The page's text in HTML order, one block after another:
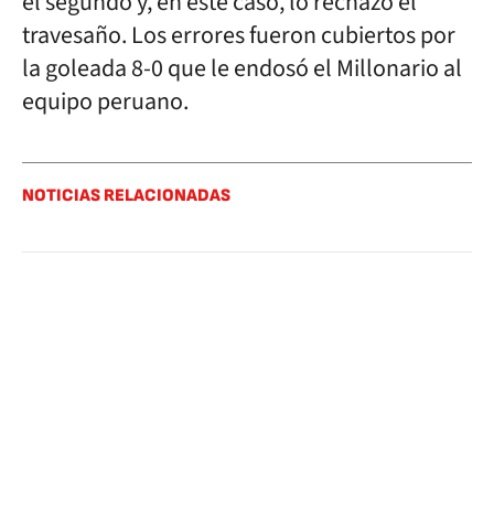
travesaño. Los errores fueron cubiertos por
la goleada 8-0 que le endosó el Millonario al
equipo peruano.
NOTICIAS RELACIONADAS